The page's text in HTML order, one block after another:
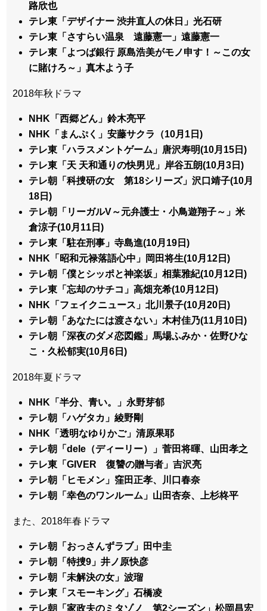
路欣也
テレ東「デザイナー 渋井直人の休日」光石研
テレ東「さすらい温泉 遠藤憲一」遠藤憲一
テレ東「よつば銀行 原島浩美がモノ申す！～この女
に賭けろ～」真木よう子
2018年秋ドラマ
NHK「西郷どん」鈴木亮平
NHK「まんぷく」安藤サクラ（10月1日)
テレ東「ハラスメントゲーム」唐沢寿明(10月15日)
テレ東「天 天和通りの快男児」岸谷五朗(10月3日)
テレ朝「科捜研の女 第18シリーズ」沢口靖子(10月
18日)
テレ朝「リーガルV～元弁護士・小鳥遊翔子～」米
倉涼子(10月11日)
テレ東「駐在刑事」寺島進(10月19日)
NHK「昭和元禄落語心中」岡田将生(10月12日)
テレ朝「僕とシッポと神楽坂」相葉雅紀(10月12日)
テレ東「忘却のサチコ」高畑充希(10月12日)
NHK「フェイクニュース」北川景子(10月20日)
テレ朝「あなたには渡さない」木村佳乃(11月10日)
テレ朝「深夜のダメ恋図鑑」馬場ふみか・佐野ひな
こ・久松郁実(10月6日)
2018年夏ドラマ
NHK「半分、青い。」永野芽郁
テレ朝「ハゲタカ」綾野剛
NHK「透明なゆりかご」清原果耶
テレ朝「dele（ディーリー）」菅田将暉、山田孝之
テレ東「GIVER 復讐の贈与者」吉沢亮
テレ朝「ヒモメン」窪田正孝、川口春奈
テレ朝「幸色のワンルーム」山田杏奈、上杉柊平
また、2018年春ドラマ
テレ朝「おっさんずラブ」田中圭
テレ朝「特捜9」井ノ原快彦
テレ朝「未解決の女」波瑠
テレ東「スモーキング」石橋凌
テレ朝「家政夫のミタゾノ 第2シーズン」松岡昌宏